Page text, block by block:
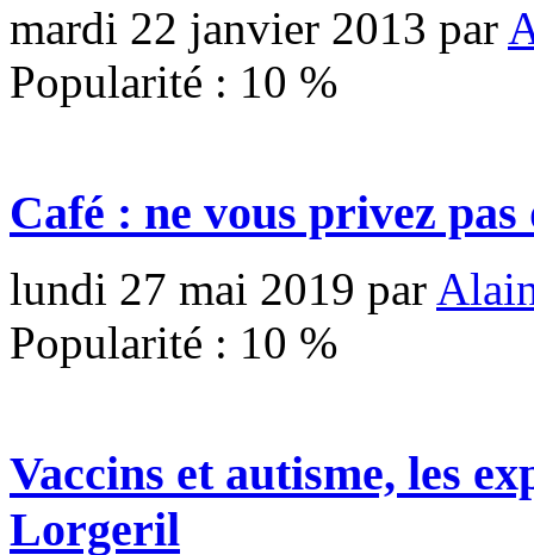
mardi 22 janvier 2013 par
Popularité : 10 %
Café : ne vous privez
lundi 27 mai 2019 par
Popularité : 10 %
Vaccins et autisme, les
Lorgeril